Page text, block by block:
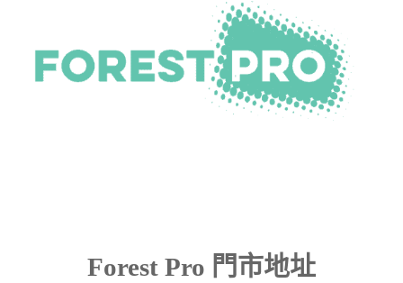
Forest Pro 門市地址